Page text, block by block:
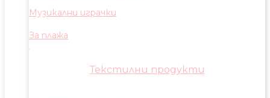
Музикални играчки
За плажа
Текстилни продукти